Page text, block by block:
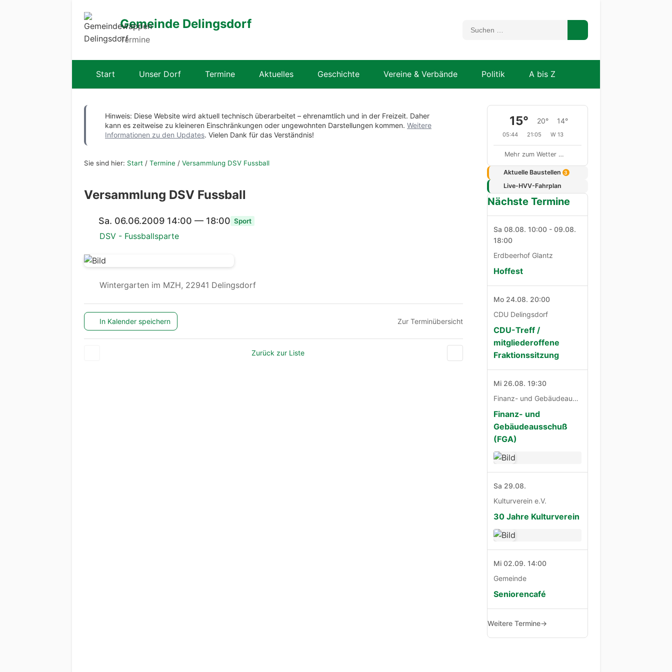
Gemeinde Delingsdorf
Termine
Start Unser Dorf Termine Aktuelles Geschichte Vereine & Verbände Politik A bis Z
Hinweis: Diese Website wird aktuell technisch überarbeitet – ehrenamtlich und in der Freizeit. Daher
kann es zeitweise zu kleineren Einschränkungen oder ungewohnten Darstellungen kommen. Weitere
Informationen zu den Updates. Vielen Dank für das Verständnis!
Sie sind hier: Start / Termine / Versammlung DSV Fussball
Versammlung DSV Fussball
Sa. 06.06.2009 14:00 — 18:00 Sport
DSV - Fussballsparte
Wintergarten im MZH, 22941 Delingsdorf
In Kalender speichern Zur Terminübersicht
Zurück zur Liste
15° 20° 14°
05:44 21:05 W 13
Mehr zum Wetter …
Aktuelle Baustellen 3
Live-HVV-Fahrplan
Nächste Termine
Sa 08.08. 10:00 - 09.08.
18:00
Erdbeerhof Glantz
Hoffest
Mo 24.08. 20:00
CDU Delingsdorf
CDU-Treff /
mitgliederoffene
Fraktionssitzung
Mi 26.08. 19:30
Finanz- und Gebäudeausschuß
Finanz- und
Gebäudeausschuß
(FGA)
Sa 29.08.
Kulturverein e.V.
30 Jahre Kulturverein
Mi 02.09. 14:00
Gemeinde
Seniorencafé
Weitere Termine→